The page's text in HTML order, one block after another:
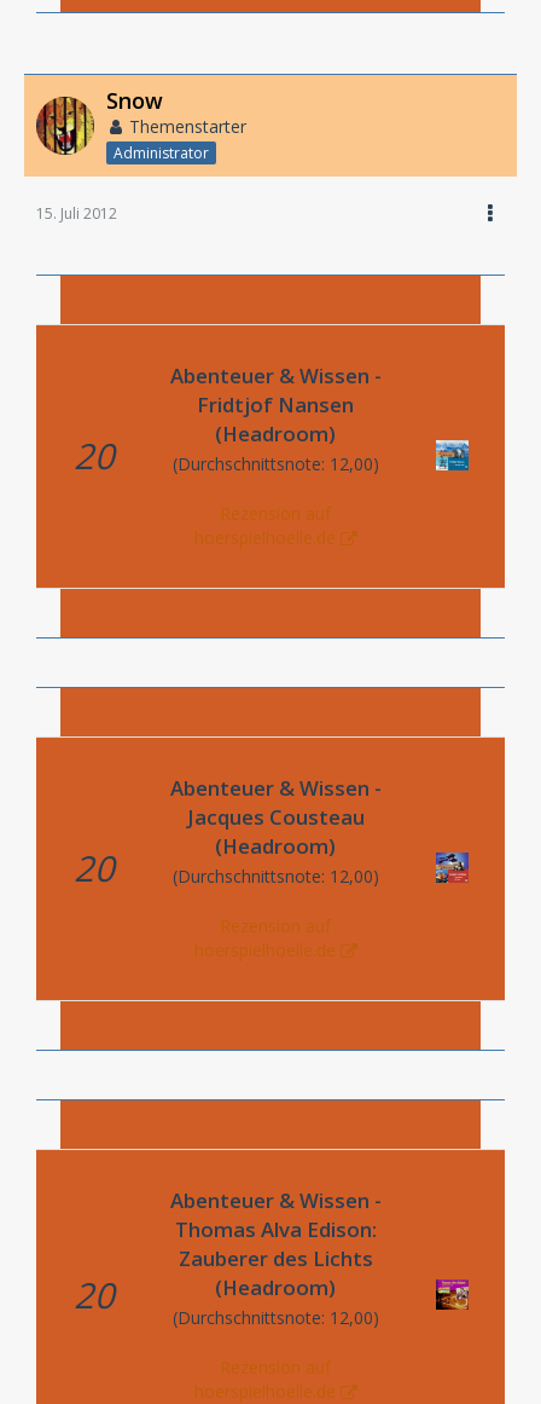
Snow
Themenstarter
Administrator
15. Juli 2012
20
Abenteuer & Wissen -
Fridtjof Nansen
(Headroom)
(Durchschnittsnote: 12,00)
Rezension auf
hoerspielhoelle.de
20
Abenteuer & Wissen -
Jacques Cousteau
(Headroom)
(Durchschnittsnote: 12,00)
Rezension auf
hoerspielhoelle.de
20
Abenteuer & Wissen -
Thomas Alva Edison:
Zauberer des Lichts
(Headroom)
(Durchschnittsnote: 12,00)
Rezension auf
hoerspielhoelle.de